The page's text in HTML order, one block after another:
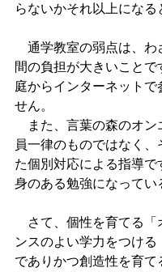
らないかそれ以上になる
通学教室の弱点は、わ
間の負担が大きいこと
庭からインターネット
せん。
また、言葉の森のオン
員一律のものではなく
た個別対応による指導
身のある勉強になってい
さて、個性を育てる「
ンスのよい学力をつけ
でありかつ創造性を育